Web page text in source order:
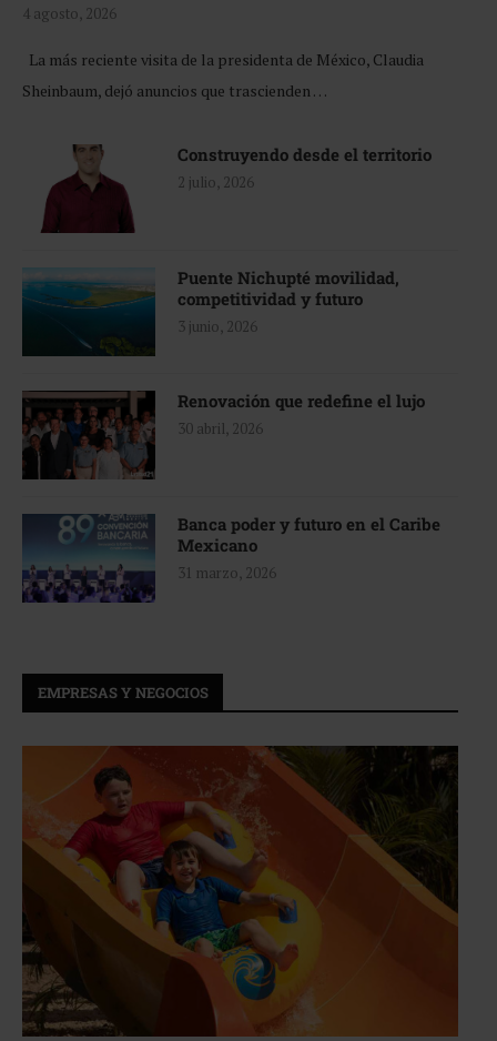
4 agosto, 2026
La más reciente visita de la presidenta de México, Claudia
Sheinbaum, dejó anuncios que trascienden …
Construyendo desde el territorio
2 julio, 2026
Puente Nichupté movilidad,
competitividad y futuro
3 junio, 2026
Renovación que redefine el lujo
30 abril, 2026
Banca poder y futuro en el Caribe
Mexicano
31 marzo, 2026
EMPRESAS Y NEGOCIOS